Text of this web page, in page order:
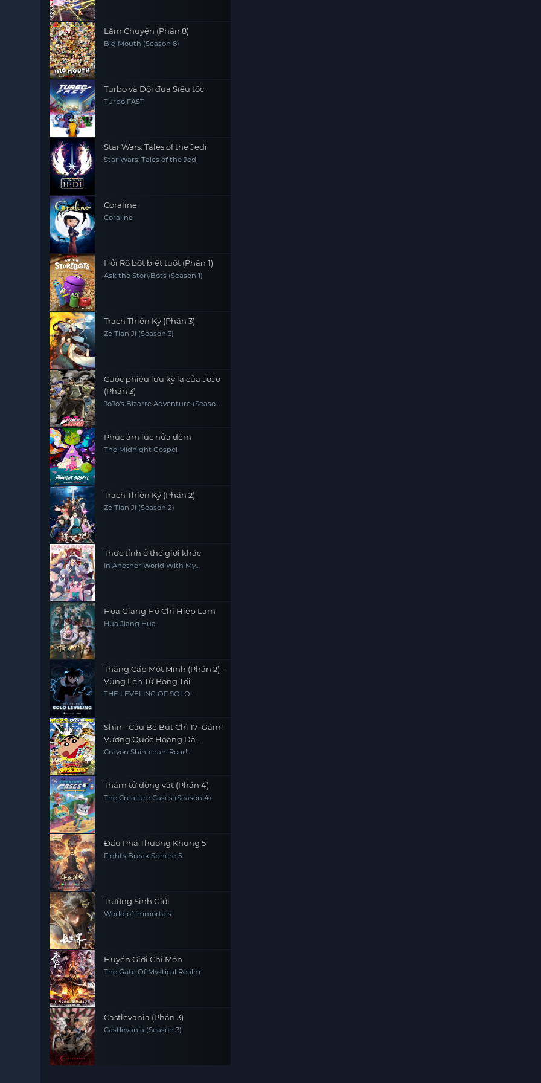
Lắm Chuyện (Phần 8)
Big Mouth (Season 8)
Turbo và Đội đua Siêu tốc
Turbo FAST
Star Wars: Tales of the Jedi
Star Wars: Tales of the Jedi
Coraline
Coraline
Hỏi Rô bốt biết tuốt (Phần 1)
Ask the StoryBots (Season 1)
Trạch Thiên Ký (Phần 3)
Ze Tian Ji (Season 3)
Cuộc phiêu lưu kỳ lạ của JoJo
(Phần 3)
JoJo's Bizarre Adventure (Season
Phúc âm lúc nửa đêm
The Midnight Gospel
Trạch Thiên Ký (Phần 2)
Ze Tian Ji (Season 2)
Thức tỉnh ở thế giới khác
In Another World With My
Họa Giang Hồ Chi Hiệp Lam
Hua Jiang Hua
Thăng Cấp Một Mình (Phần 2) -
Vùng Lên Từ Bóng Tối
THE LEVELING OF SOLO
Shin - Cậu Bé Bút Chì 17: Gầm!
Vương Quốc Hoang Dã
Kasukabe
Crayon Shin-chan: Roar!
Thám tử động vật (Phần 4)
The Creature Cases (Season 4)
Đấu Phá Thương Khung 5
Fights Break Sphere 5
Trường Sinh Giới
World of Immortals
Huyền Giới Chi Môn
The Gate Of Mystical Realm
Castlevania (Phần 3)
Castlevania (Season 3)